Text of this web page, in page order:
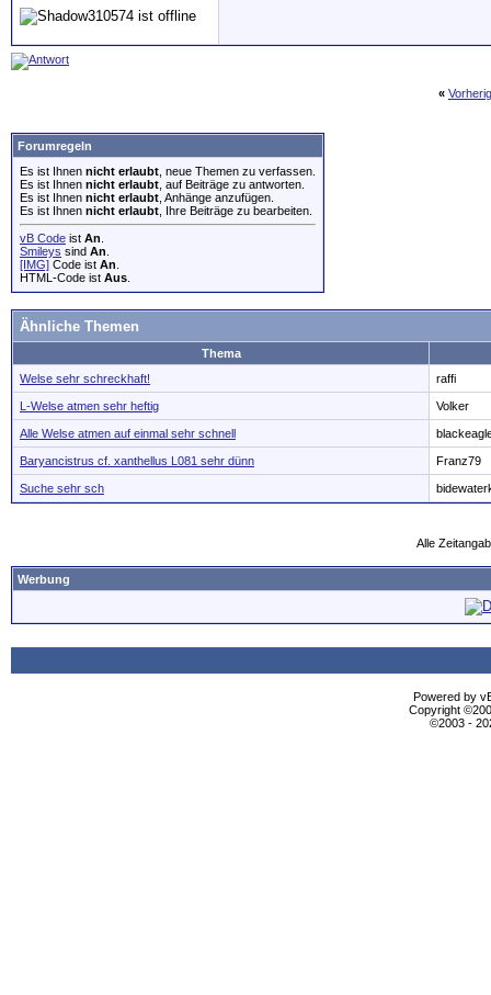
«
Forumregeln
Es ist Ihnen nicht erlaubt , neue Themen zu verfassen.
Es ist Ihnen nicht erlaubt , auf Beiträge zu antworten.
Es ist Ihnen nicht erlaubt , Anhänge anzufügen.
Es ist Ihnen nicht erlaubt , Ihre Beiträge zu bearbeiten.
vB Code ist An
Smileys sind An
[IMG] Code ist An
HTML-Code ist Aus
Ähnliche Themen
Thema
Welse sehr schreckhaft!
raffi
L-Welse atmen sehr heftig Volker
Alle Welse atmen auf einmal sehr schnell
Baryancistrus cf. xanthellus L081 sehr dünn Franz79
Suche sehr sch
Alle
Werbung
Powered by
Copyright
©2003 -